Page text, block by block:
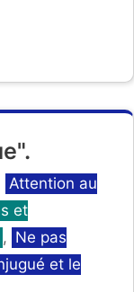
Attention au
et
, Ne pas
et le